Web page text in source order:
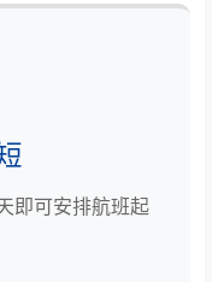
即可安排航班起